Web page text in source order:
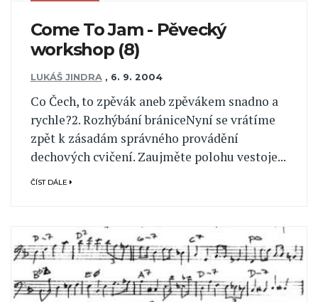
Come To Jam - Pěvecký
workshop (8)
LUKÁŠ JINDRA , 6. 9. 2004
Co Čech, to zpěvák aneb zpěvákem snadno a
rychle?2. Rozhýbání brániceNyní se vrátíme
zpět k zásadám správného provádění
dechových cvičení. Zaujměte polohu vestoje...
ČÍST DÁLE